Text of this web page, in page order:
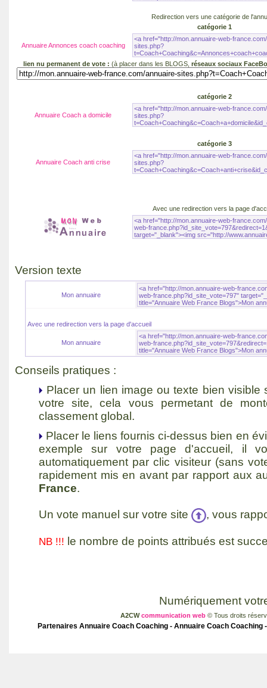
Redirection vers une catégorie de
catégorie 1
Annuaire Annonces coach coaching
lien nu permanent de vote : (à placer dans les BLOGS, réseaux sociaux
catégorie 2
Annuaire Coach a domicile
catégorie 3
Annuaire Coach anti crise
Avec une redirection vers la page
Version texte
Mon annuaire
Avec une redirection vers la page d'accueil
Mon annuaire
Conseils pratiques :
Placer un lien image ou texte bien visible
votre site, cela vous permetant de
classement global.
Placer le liens fournis ci-dessus bien en
exemple sur votre page d'accueil, il
automatiquement parclic visiteur(sans
rapidement mis en avant par rapport aux
France.
Un vote manuel sur votre site , vous
NB !!! le nombre de points attribués est
Numériquement
A2CWcommunication web © Tous droits
Partenaires Annuaire Coach Coaching- Annuaire Coach Coaching